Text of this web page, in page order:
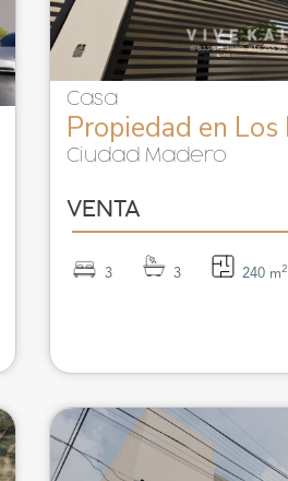
Casa
Propiedad en Los
Ciudad Madero
VENTA
3 3 240 m2